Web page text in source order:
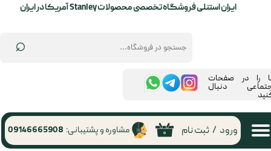
⌕
ایران استنلی فروشگاه تخصصی محصولات Stanley آمریکا در ایران
۰ ورود / ثبت نام مشاوره و پشتیبانی: 09146665908
را در صفحات
دنبال